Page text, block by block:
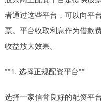
者通过这些平台，可以向平
票。平台收取利息作为借款
收益放大效果。
**1. 选择正规配资平台**
选择一家信誉良好的配资平